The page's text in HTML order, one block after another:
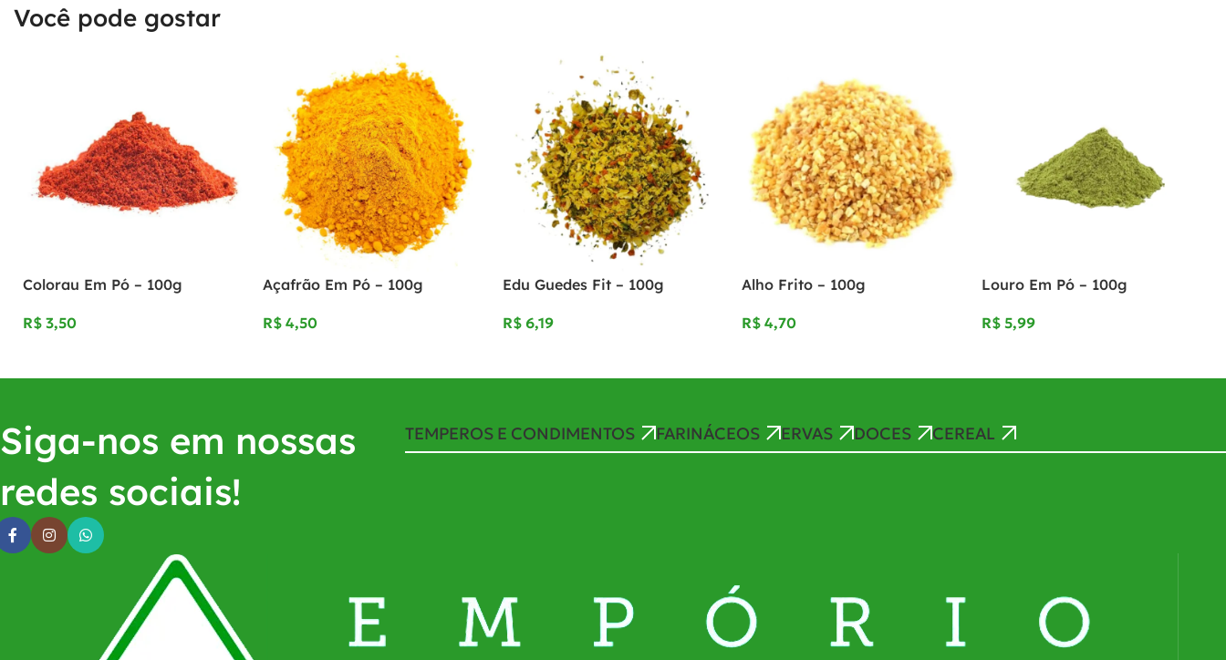
Você pode gostar
Colorau Em Pó – 100g
R$
Açafrão Em Pó – 100g
R$
Edu Guedes Fit – 100g
R$
Alho Frito – 100g
R$
Louro Em Pó – 100g
R$
Siga-nos em nossas
redes sociais!
TEMPEROS E CONDIMENTOS FARINÁCEOS ERVAS DOCES CEREAL